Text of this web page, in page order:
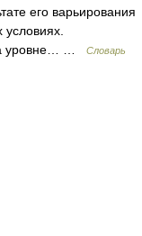
его варьирования
уровне… …
Словарь